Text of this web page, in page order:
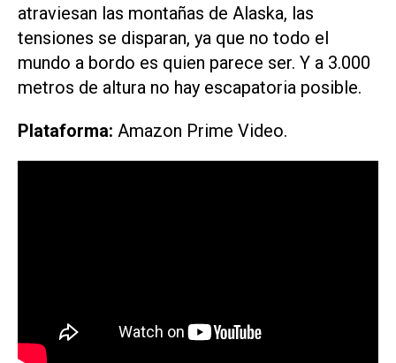
atraviesan las montañas de Alaska, las
tensiones se disparan, ya que no todo el
mundo a bordo es quien parece ser. Y a 3.000
metros de altura no hay escapatoria posible.
Plataforma: Amazon Prime Video.